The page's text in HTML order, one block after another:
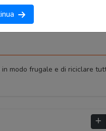
modo frugale e di riciclare